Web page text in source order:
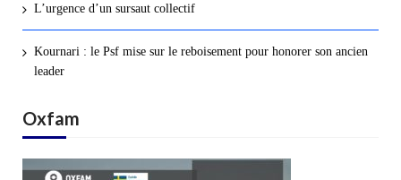
L’urgence d’un sursaut collectif
Kournari : le Psf mise sur le reboisement pour honorer son ancien
leader
Oxfam